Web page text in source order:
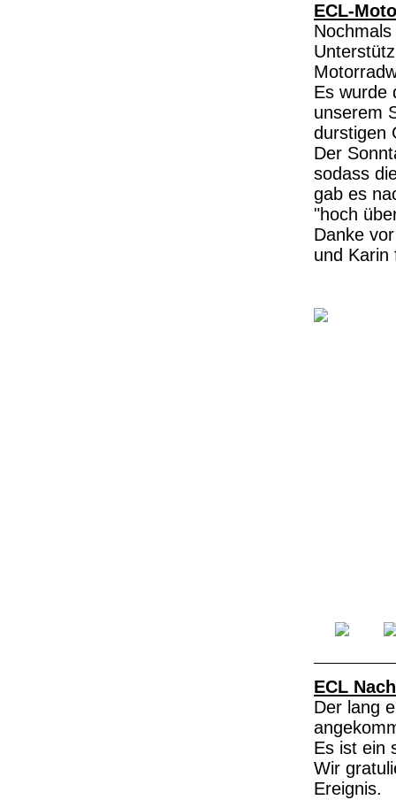
ECL-
Es wurde
unserem
durstigen
Der
sodass
gab es
"hoch
Danke
und
ECL
Der lang
Es ist ein
Wir
Ereignis.